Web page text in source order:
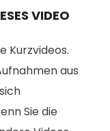
VIDEO
Kurzvideos.
aus
Sie die